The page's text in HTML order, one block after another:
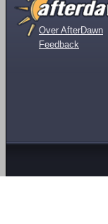
Over AfterDawn
Feedback